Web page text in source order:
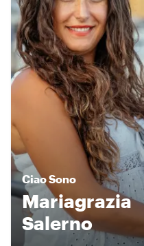
CiaoSono
Mariagrazia
Salerno